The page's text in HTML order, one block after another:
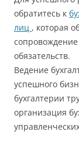
обратитесь к
лиц , которая
обязательств.
Ведение
успешного
бухгалтерии
организация